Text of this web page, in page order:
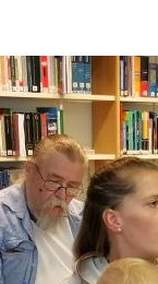
PERIN­TEI­TÄ